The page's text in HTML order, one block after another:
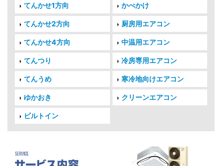
てんかせ1方向 かべかけ
てんかせ2方向 厨房用エアコン
てんかせ4方向 中温用エアコン
てんつり 冷房専用エアコン
てんうめ 寒冷地向けエアコン
ゆかおき クリーンエアコン
ビルトイン